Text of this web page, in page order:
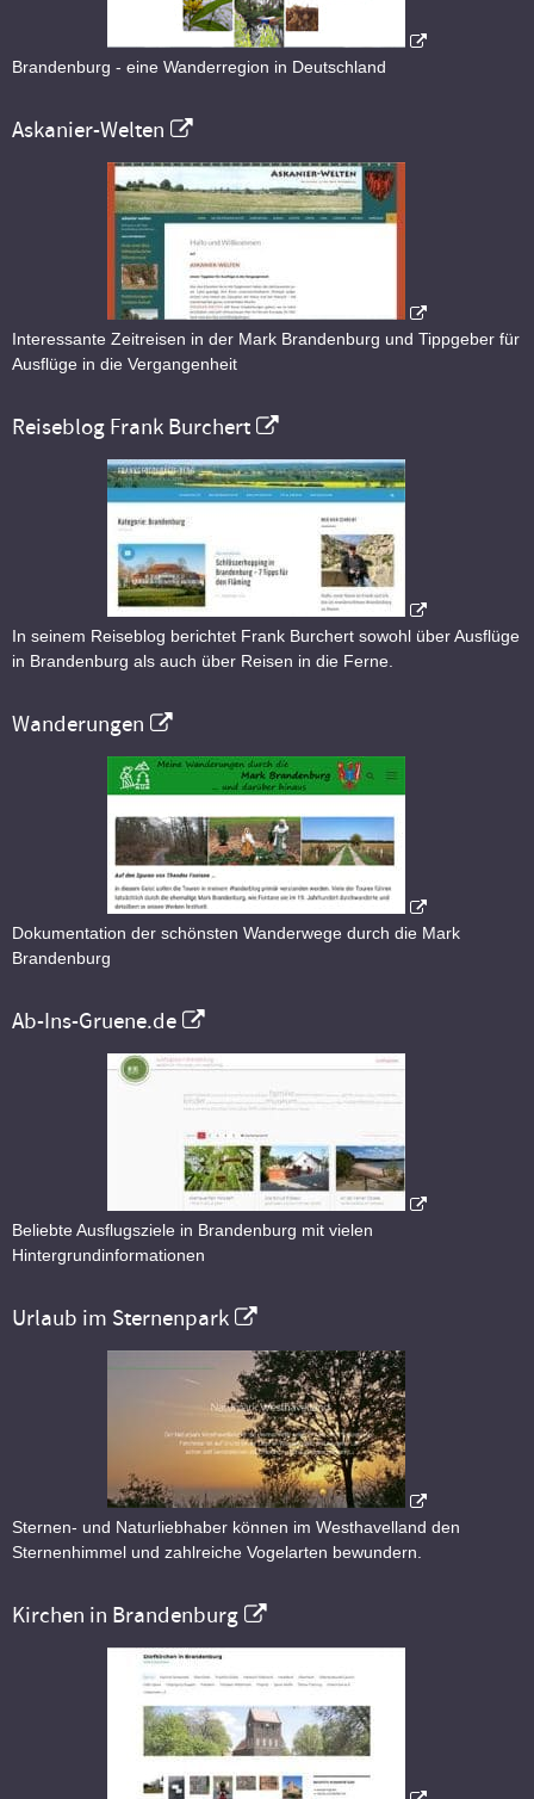
Brandenburg - eine Wanderregion in Deutschland
Askanier-Welten
Interessante Zeitreisen in der Mark Brandenburg und Tippgeber für
Ausflüge in die Vergangenheit
Reiseblog Frank Burchert
In seinem Reiseblog berichtet Frank Burchert sowohl über Ausflüge
in Brandenburg als auch über Reisen in die Ferne.
Wanderungen
Dokumentation der schönsten Wanderwege durch die Mark
Brandenburg
Ab-Ins-Gruene.de
Beliebte Ausflugsziele in Brandenburg mit vielen
Hintergrundinformationen
Urlaub im Sternenpark
Sternen- und Naturliebhaber können im Westhavelland den
Sternenhimmel und zahlreiche Vogelarten bewundern.
Kirchen in Brandenburg